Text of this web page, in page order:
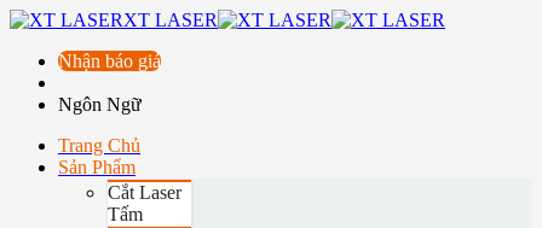
XT LASER
Nhận báo giá
Ngôn Ngữ
Trang Chủ
Sản Phẩm
Cắt Laser
Tấm